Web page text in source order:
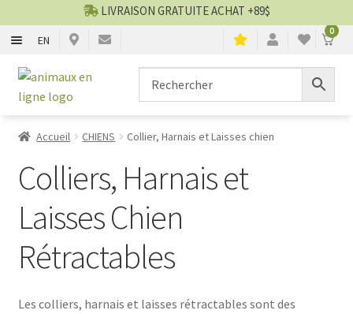
EN
0
Aller
à
navigation
Aller
au
LIVRAISON GRATUITE ACHAT +89$
CHIENS
SERVICES
PAR MARQUES
Accueil CHIENS Collier, Harnais et Laisses chien
Colliers, Harnais et
Laisses Chien
Rétractables
Les colliers, harnais et laisses rétractables sont des